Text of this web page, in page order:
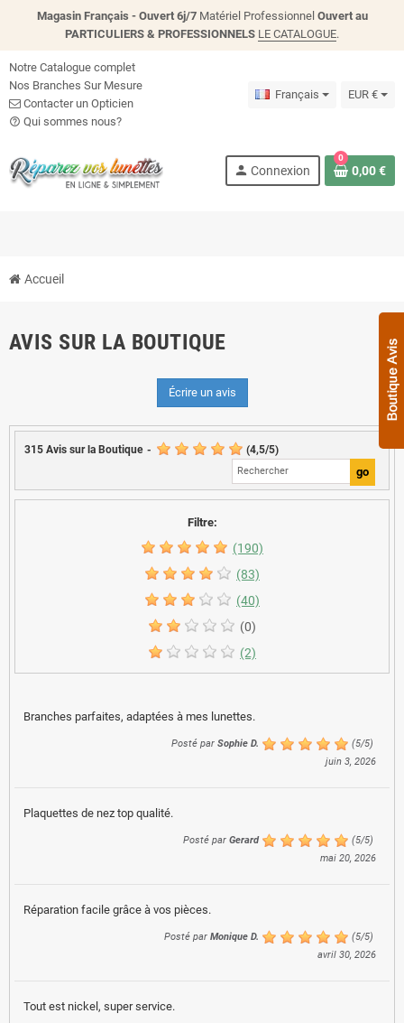
Magasin Français - Ouvert 6j/7Matériel Professionnel Ouvert au
PARTICULIERS & PROFESSIONNELS LE CATALOGUE.
Notre Catalogue complet
Nos Branches Sur Mesure
Contacter un Opticien
help_outline Qui sommes nous?
Français EUR €
person Connexion
0
0,00 €
Accueil
AVIS SUR LA BOUTIQUE
315 Avis sur la Boutique - (4,5/5)
Filtre:
(190)
(83)
(40)
(0)
(2)
Branches parfaites, adaptées à mes lunettes.
Posté par Sophie D. (5/5)
juin 3, 2026
Plaquettes de nez top qualité.
Posté par Gerard (5/5)
mai 20, 2026
Réparation facile grâce à vos pièces.
Posté par Monique D. (5/5)
avril 30, 2026
Tout est nickel, super service.